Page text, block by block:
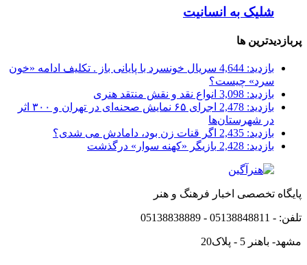
شلیک به انسانیت
پربازدیدترین ها
بازدید: 4,644
سریال خونسرد با پایانی باز . تکلیف ادامه «خون
سرد» چیست؟
بازدید: 3,098
انواع نقد و نقش منتقد هنری
بازدید: 2,478
اجرای ۶۵ نمایش صحنه‌ای در تهران و ۳۰۰ اثر
در شهرستان‌ها
بازدید: 2,435
اگر قنات زن بود، دامادش می شدی؟
بازدید: 2,428
بازیگر «کهنه سوار» درگذشت
پایگاه تخصصی اخبار فرهنگ و هنر
تلفن: - 05138848811 - 05138838889
مشهد- باهنر 5 - پلاک20